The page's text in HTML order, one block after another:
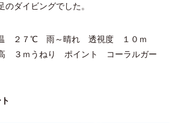
ダイビングでした。
２７℃ 雨～晴れ 透視度 １０ｍ
３ｍうねり ポイント コーラルガー